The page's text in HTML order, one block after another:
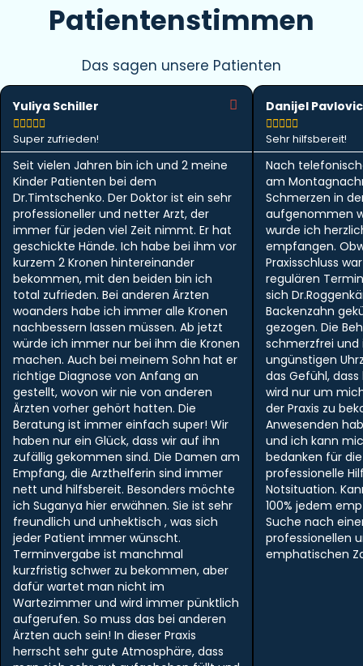
Patientenstimmen
Das sagen unsere Patienten
Yuliya Schiller

Super zufrieden!
Seit vielen Jahren bin ich und 2 meine
Kinder Patienten bei dem
Dr.Timtschenko. Der Doktor ist ein sehr
professioneller und netter Arzt, der
immer für jeden viel Zeit nimmt. Er hat
geschickte Hände. Ich habe bei ihm vor
kurzem 2 Kronen hintereinander
bekommen, mit den beiden bin ich
total zufrieden. Bei anderen Ärzten
woanders habe ich immer alle Kronen
nachbessern lassen müssen. Ab jetzt
würde ich immer nur bei ihm die Kronen
machen. Auch bei meinem Sohn hat er
richtige Diagnose von Anfang an
gestellt, wovon wir nie von anderen
Ärzten vorher gehört hatten. Die
Beratung ist immer einfach super! Wir
haben nur ein Glück, dass wir auf ihn
zufällig gekommen sind. Die Damen am
Empfang, die Arzthelferin sind immer
nett und hilfsbereit. Besonders möchte
ich Suganya hier erwähnen. Sie ist sehr
freundlich und unhektisch , was sich
jeder Patient immer wünscht.
Terminvergabe ist manchmal
kurzfristig schwer zu bekommen, aber
dafür wartet man nicht im
Wartezimmer und wird immer pünktlich
aufgerufen. So muss das bei anderen
Ärzten auch sein! In dieser Praxis
herrscht sehr gute Atmosphäre, dass
Danijel Pavlovic

Sehr hilfsbereit!
Nach
am
Schmerzen in
aufgenommen
wurde ich
empfangen.
Praxisschluss
regulären
sich
Backenzahn
gezogen. Die
schmerzfrei
ungünstigen
das Gefühl,
wird nur um
der Praxis zu
Anwesenden
und ich kann
bedanken für
professionelle
Notsituation.
100% jedem
Suche nach
professionellen
emphatischen